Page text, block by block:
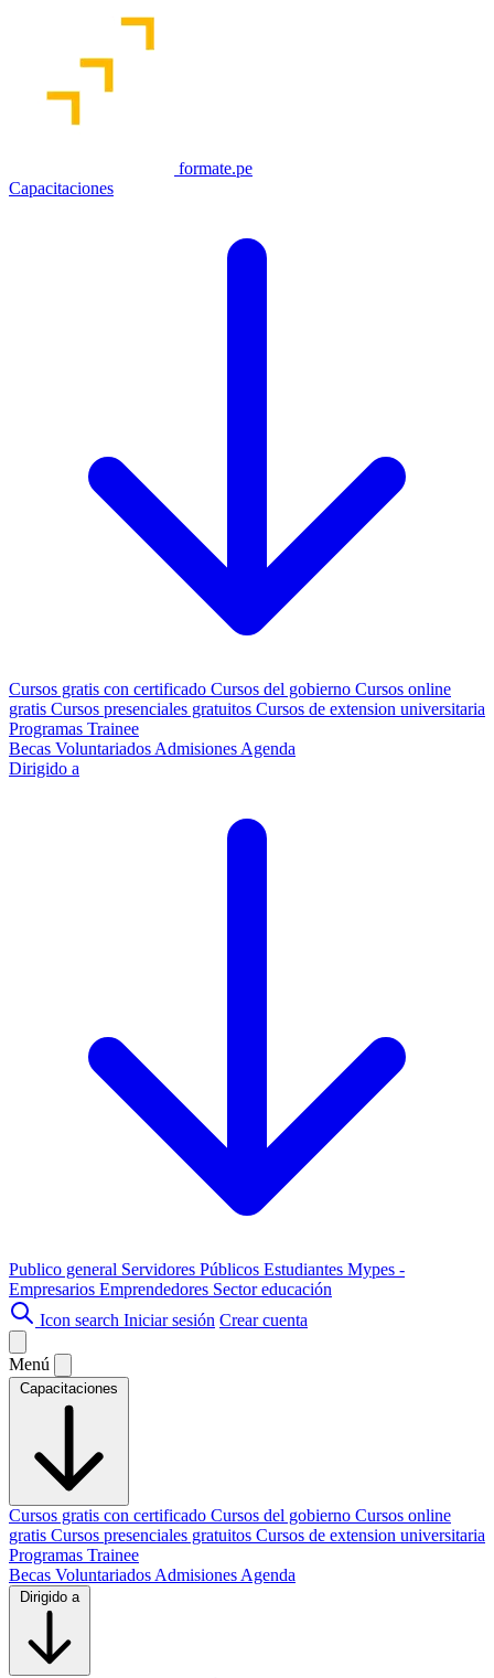
formate.pe
Capacitaciones
Cursos gratis con certificado Cursos del gobierno Cursos online
gratis Cursos presenciales gratuitos Cursos de extension universitaria
Programas Trainee
Becas Voluntariados Admisiones Agenda
Dirigido a
Publico general Servidores Públicos Estudiantes Mypes -
Empresarios Emprendedores Sector educación
Icon search Iniciar sesión Crear cuenta
Menú
Capacitaciones
Cursos gratis con certificado Cursos del gobierno Cursos online
gratis Cursos presenciales gratuitos Cursos de extension universitaria
Programas Trainee
Becas Voluntariados Admisiones Agenda
Dirigido a